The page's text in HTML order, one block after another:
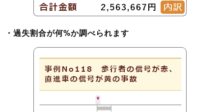
・過失割合が何%か調べられます